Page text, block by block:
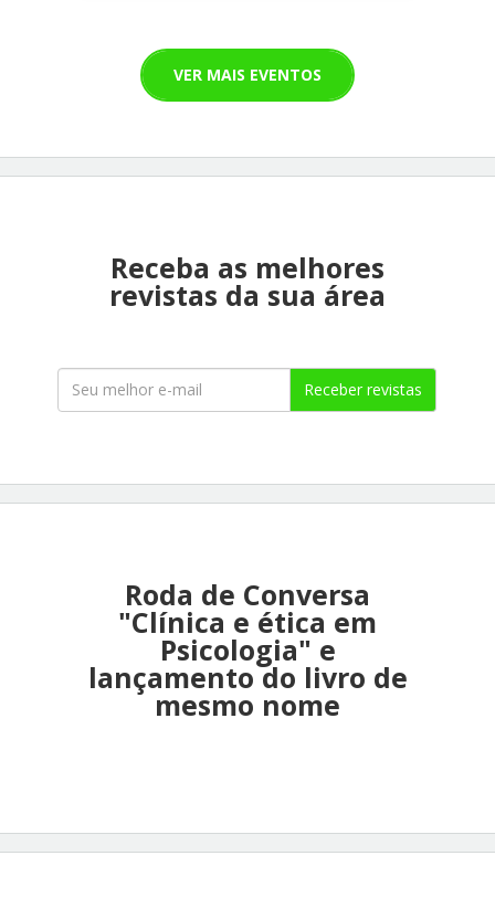
VER MAIS EVENTOS
Receba as melhores
revistas da sua área
Receber revistas
Roda de Conversa
"Clínica e ética em
Psicologia" e
lançamento do livro de
mesmo nome